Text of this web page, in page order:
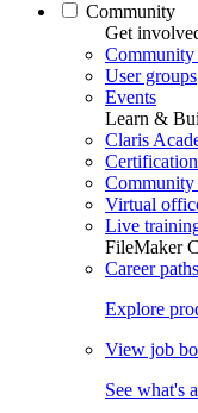
Community
Get
Community
User groups
Events
Learn &
Claris
Virtual
Live
FileMaker
Career paths
Explore
View job
See what's